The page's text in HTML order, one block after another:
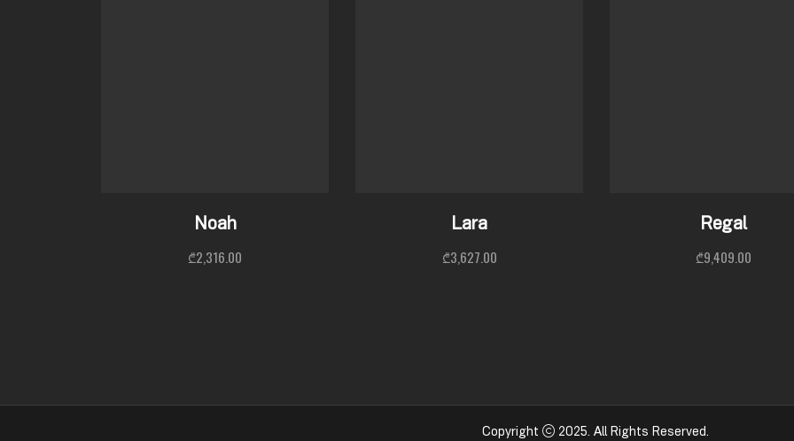
Noah
₾2,316.00
Lara
₾3,627.00
Regal
₾9,409.00
Copyright 2025. All Rights Reserved.